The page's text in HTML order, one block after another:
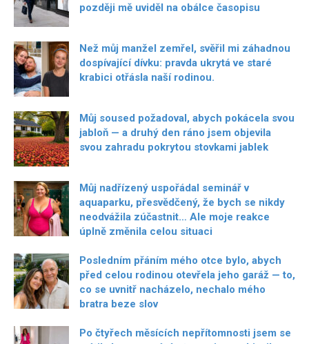
později mě uviděl na obálce časopisu
Než můj manžel zemřel, svěřil mi záhadnou
dospívající dívku: pravda ukrytá ve staré
krabici otřásla naší rodinou.
Můj soused požadoval, abych pokácela svou
jabloň — a druhý den ráno jsem objevila
svou zahradu pokrytou stovkami jablek
Můj nadřízený uspořádal seminář v
aquaparku, přesvědčený, že bych se nikdy
neodvážila zúčastnit… Ale moje reakce
úplně změnila celou situaci
Posledním přáním mého otce bylo, abych
před celou rodinou otevřela jeho garáž — to,
co se uvnitř nacházelo, nechalo mého
bratra beze slov
Po čtyřech měsících nepřítomnosti jsem se